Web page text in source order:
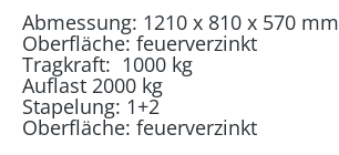
Abmessung: 1210 x 810 x 570 mm
Oberfläche: feuerverzinkt
Tragkraft: 1000 kg
Auflast 2000 kg
Stapelung: 1+2
Oberfläche: feuerverzinkt